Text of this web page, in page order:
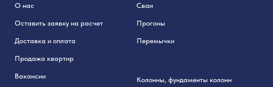
О нас
Оставить заявку на расчет
Доставка и оплата
Продажа квартир
Вакансии
Сваи
Прогоны
Перемычки
Колонны, фундаменты колонн